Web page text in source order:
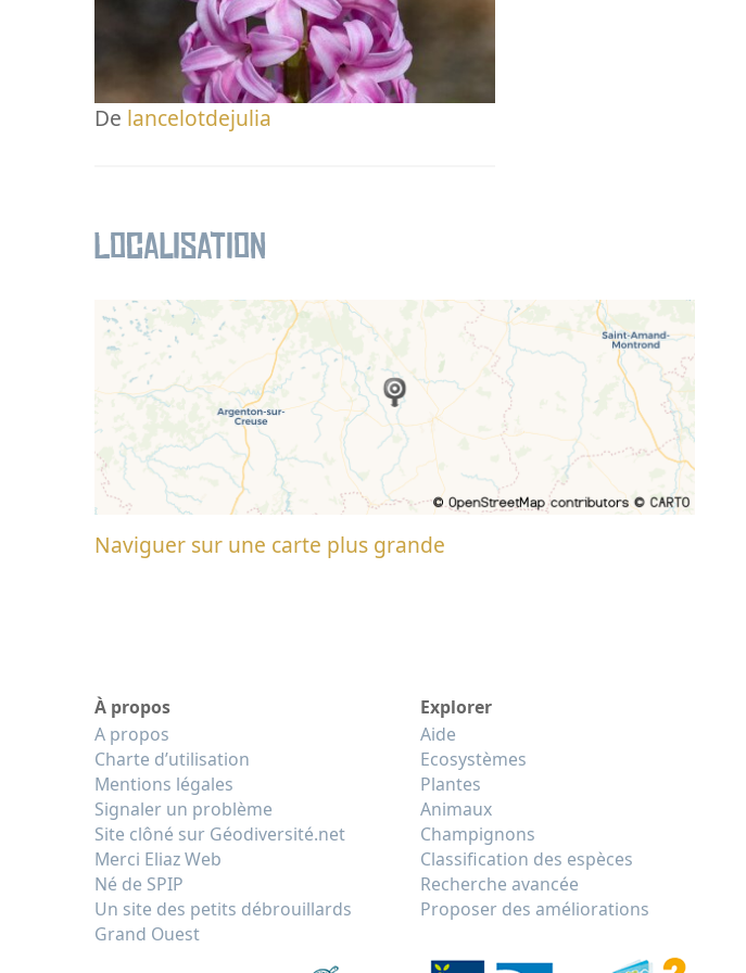
De lancelotdejulia
Localisation
Naviguer sur une carte plus grande
À propos
A propos
Charte d’utilisation
Mentions légales
Signaler un problème
Site clôné sur Géodiversité.net
Merci Eliaz Web
Né de SPIP
Un site des petits débrouillards
Grand Ouest
Explorer
Aide
Ecosystèmes
Plantes
Animaux
Champignons
Classification des espèces
Recherche avancée
Proposer des améliorations